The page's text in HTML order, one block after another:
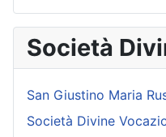
Società
San Giustino Maria
Società Divine